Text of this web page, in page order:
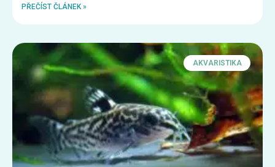
PŘEČÍST ČLÁNEK »
AKVARISTIKA